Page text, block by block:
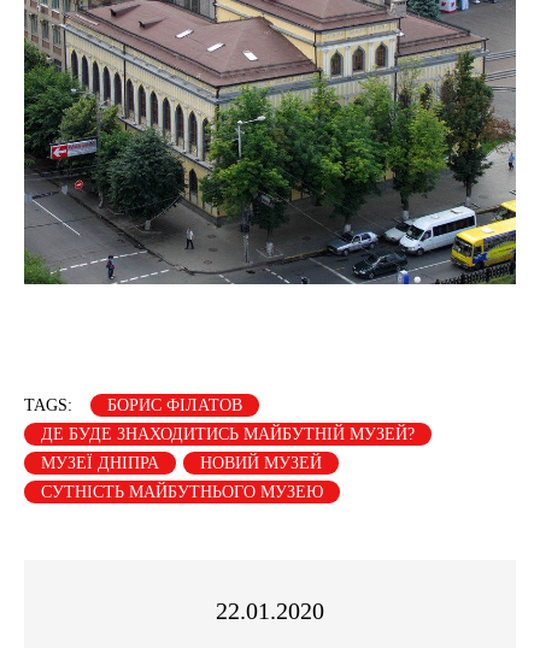
TAGS:
БОРИС ФІЛАТОВ
ДЕ БУДЕ ЗНАХОДИТИСЬ МАЙБУТНІЙ МУЗЕЙ?
МУЗЕЇ ДНІПРА
НОВИЙ МУЗЕЙ
СУТНІСТЬ МАЙБУТНЬОГО МУЗЕЮ
22.01.2020